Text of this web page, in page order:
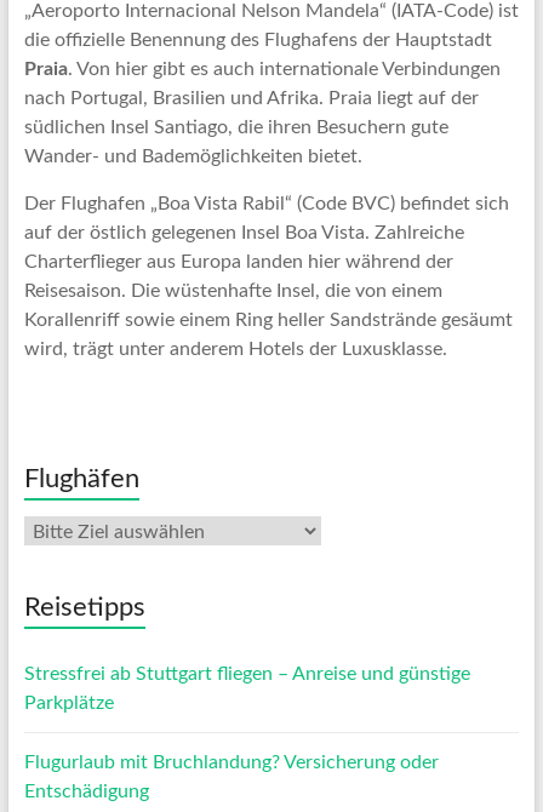
„Aeroporto Internacional Nelson Mandela“ (IATA-Code) ist
die offizielle Benennung des Flughafens der Hauptstadt
Praia. Von hier gibt es auch internationale Verbindungen
nach Portugal, Brasilien und Afrika. Praia liegt auf der
südlichen Insel Santiago, die ihren Besuchern gute
Wander- und Bademöglichkeiten bietet.
Der Flughafen „Boa Vista Rabil“ (Code BVC) befindet sich
auf der östlich gelegenen Insel Boa Vista. Zahlreiche
Charterflieger aus Europa landen hier während der
Reisesaison. Die wüstenhafte Insel, die von einem
Korallenriff sowie einem Ring heller Sandstrände gesäumt
wird, trägt unter anderem Hotels der Luxusklasse.
Flughäfen
Reisetipps
Stressfrei ab Stuttgart fliegen – Anreise und günstige
Parkplätze
Flugurlaub mit Bruchlandung? Versicherung oder
Entschädigung